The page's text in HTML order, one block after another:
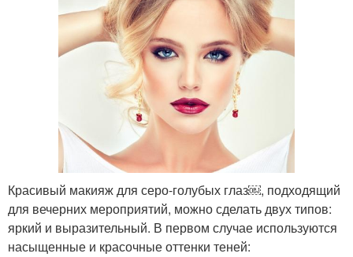
Красивый макияж для серо-голубых глаз￼, подходящий
для вечерних мероприятий, можно сделать двух типов:
яркий и выразительный. В первом случае используются
насыщенные и красочные оттенки теней: